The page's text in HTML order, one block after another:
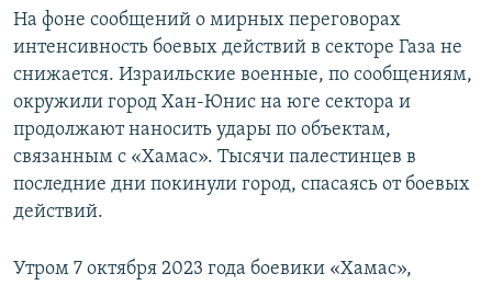
На фоне сообщений о мирных переговорах
интенсивность боевых действий в секторе Газа не
снижается. Израильские военные, по сообщениям,
окружили город Хан-Юнис на юге сектора и
продолжают наносить удары по объектам,
связанным с «Хамас». Тысячи палестинцев в
последние дни покинули город, спасаясь от боевых
действий.
Утром 7 октября 2023 года боевики «Хамас»,